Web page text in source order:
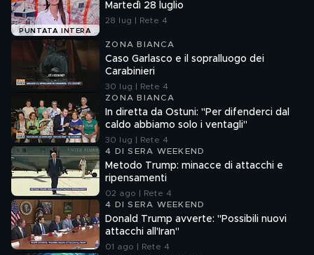
PUNTATA INTERA
Martedì 28 luglio
28 lug | Rete 4
ZONA BIANCA
Caso Garlasco e il sopralluogo dei
Carabinieri
30 lug | Rete 4
ZONA BIANCA
In diretta da Ostuni: "Per difenderci dal
caldo abbiamo solo i ventagli"
30 lug | Rete 4
4 DI SERA WEEKEND
Metodo Trump: minacce di attacchi e
ripensamenti
02 ago | Rete 4
4 DI SERA WEEKEND
Donald Trump avverte: "Possibili nuovi
attacchi all'Iran"
01 ago | Rete 4